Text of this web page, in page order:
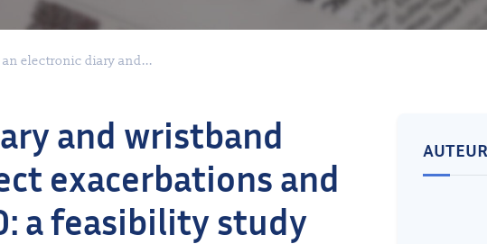
electronic diary and...
and wristband
exacerbations and
a feasibility study